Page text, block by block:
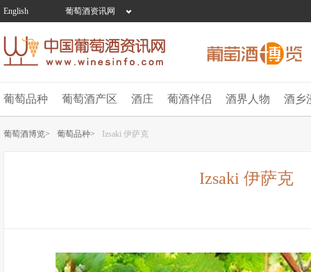
English 葡萄酒资讯网
葡萄品种 葡萄酒产区 酒庄 葡酒伴侣 酒界人物 酒乡
葡萄酒博览> 葡萄品种> Izsaki 伊萨克
Izsaki 伊萨克